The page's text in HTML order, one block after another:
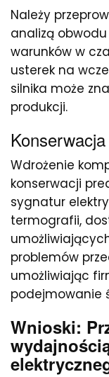
Należy
analizą
warunków w
usterek na
silnika może
produkcji.
Wdrożenie
konserwacji
sygnatur
termografii,
problemów
umożliwiając
podejmowanie
Wnioski: